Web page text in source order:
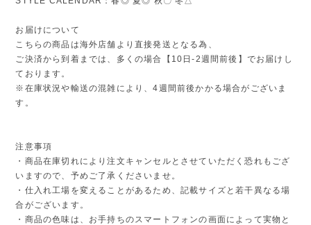
お届けについて
こちらの商品は海外店舗より直接発送となる為、
ご決済から到着までは、多くの場合【10日-2週間前後】でお届けし
ております。
※在庫状況や輸送の混雑により、4週間前後かかる場合がございま
す。
注意事項
・商品在庫切れにより注文キャンセルとさせていただく恐れもござ
いますので、予めご了承くださいませ。
・仕入れ工場を変えることがあるため、記載サイズと若干異なる場
合がございます。
・商品の色味は、お手持ちのスマートフォンの画面によって実物と